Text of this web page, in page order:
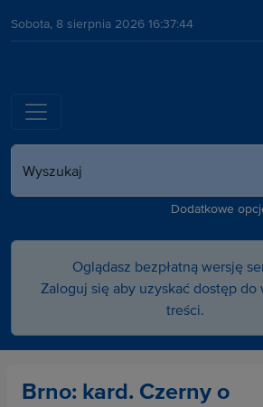
Sobota, 8 sierpnia 2026 16:37:44
Wyszukaj
Dodatkowe
Oglądasz bezpłatną wersję
Zaloguj się aby uzyskać dostęp do
treści.
Brno: kard. Czerny o